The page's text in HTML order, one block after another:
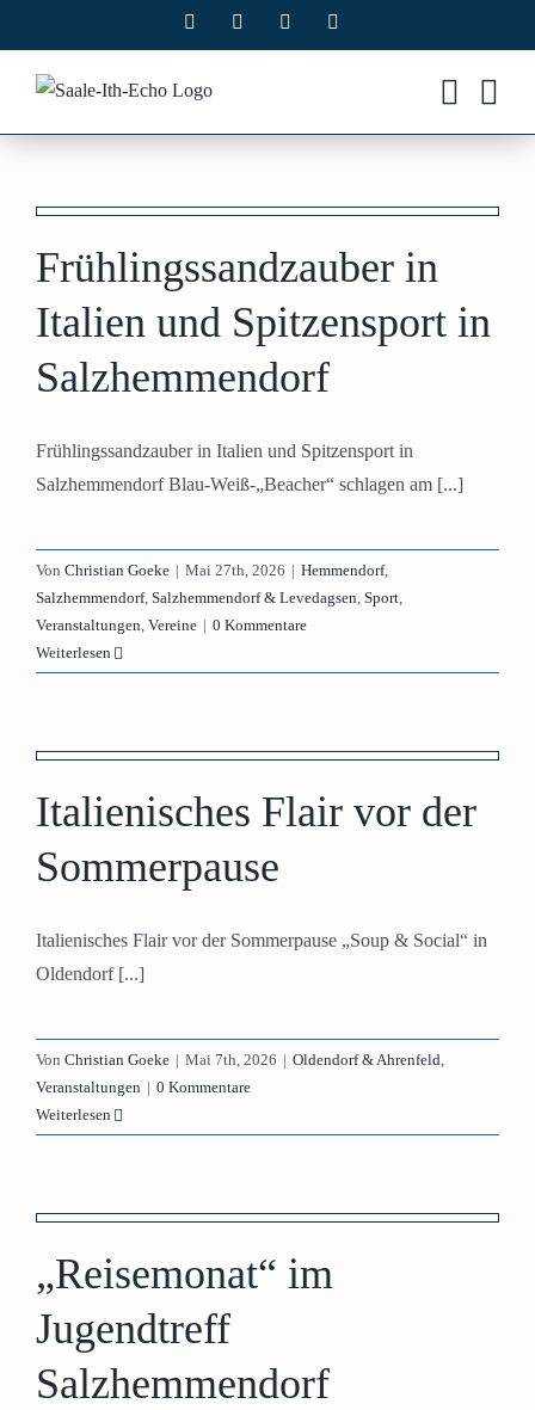
Inhalt
springen
Facebook Instagram
Frühlingssandzauber in
Italien und Spitzensport in
Salzhemmendorf
Frühlingssandzauber in Italien und Spitzensport in
Salzhemmendorf Blau-Weiß-„Beacher“ schlagen am [...]
Von Christian Goeke | Mai 27th, 2026 | Hemmendorf,
Salzhemmendorf, Salzhemmendorf & Levedagsen, Sport,
Veranstaltungen, Vereine | 0 Kommentare
Weiterlesen
Italienisches Flair vor der
Sommerpause
Italienisches Flair vor der Sommerpause „Soup & Social“ in
Oldendorf [...]
Von Christian Goeke | Mai 7th, 2026 | Oldendorf & Ahrenfeld,
Veranstaltungen | 0 Kommentare
Weiterlesen
„Reisemonat“ im
Jugendtreff
Salzhemmendorf